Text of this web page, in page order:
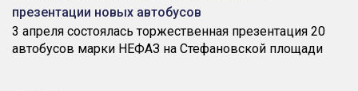
презентации новых автобусов
3 апреля состоялась торжественная презентация 20
автобусов марки НЕФАЗ на Стефановской площади